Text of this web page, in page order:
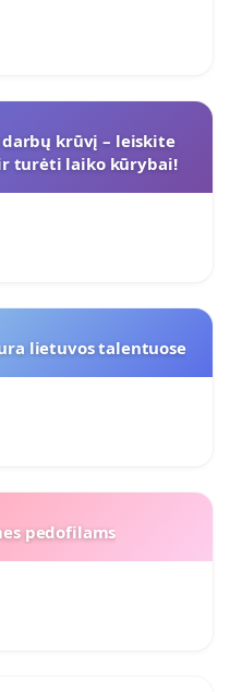
krūvį – leiskite
turėti laiko kūrybai!
lietuvos talentuose
pedofilams